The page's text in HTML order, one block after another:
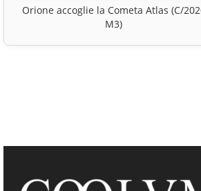
Orione accoglie la Cometa Atlas (C/
M3)